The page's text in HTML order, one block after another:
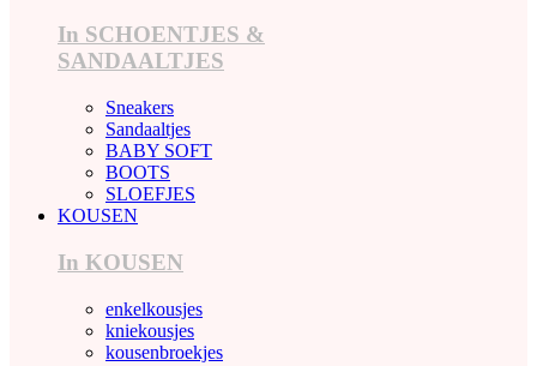
In SCHOENTJES &
SANDAALTJES
Sneakers
Sandaaltjes
BABY SOFT
BOOTS
SLOEFJES
KOUSEN
In KOUSEN
enkelkousjes
kniekousjes
kousenbroekjes